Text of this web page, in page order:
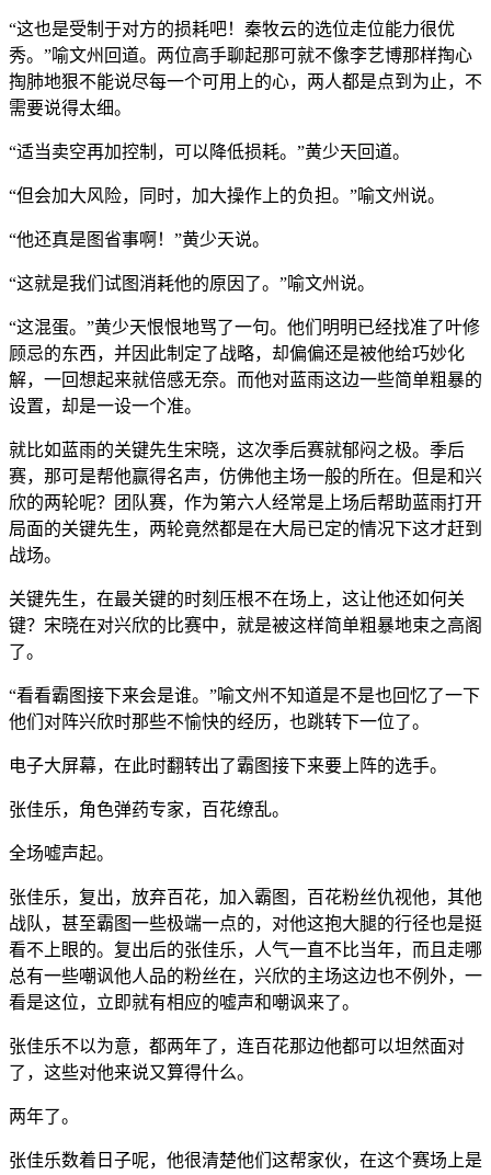
“这也是受制于对方的损耗吧！秦牧云的选位走位能力很优
秀。”喻文州回道。两位高手聊起那可就不像李艺博那样掏心
掏肺地狠不能说尽每一个可用上的心，两人都是点到为止，不
需要说得太细。
“适当卖空再加控制，可以降低损耗。”黄少天回道。
“但会加大风险，同时，加大操作上的负担。”喻文州说。
“他还真是图省事啊！”黄少天说。
“这就是我们试图消耗他的原因了。”喻文州说。
“这混蛋。”黄少天恨恨地骂了一句。他们明明已经找准了叶修
顾忌的东西，并因此制定了战略，却偏偏还是被他给巧妙化
解，一回想起来就倍感无奈。而他对蓝雨这边一些简单粗暴的
设置，却是一设一个准。
就比如蓝雨的关键先生宋晓，这次季后赛就郁闷之极。季后
赛，那可是帮他赢得名声，仿佛他主场一般的所在。但是和兴
欣的两轮呢？团队赛，作为第六人经常是上场后帮助蓝雨打开
局面的关键先生，两轮竟然都是在大局已定的情况下这才赶到
战场。
关键先生，在最关键的时刻压根不在场上，这让他还如何关
键？宋晓在对兴欣的比赛中，就是被这样简单粗暴地束之高阁
了。
“看看霸图接下来会是谁。”喻文州不知道是不是也回忆了一下
他们对阵兴欣时那些不愉快的经历，也跳转下一位了。
电子大屏幕，在此时翻转出了霸图接下来要上阵的选手。
张佳乐，角色弹药专家，百花缭乱。
全场嘘声起。
张佳乐，复出，放弃百花，加入霸图，百花粉丝仇视他，其他
战队，甚至霸图一些极端一点的，对他这抱大腿的行径也是挺
看不上眼的。复出后的张佳乐，人气一直不比当年，而且走哪
总有一些嘲讽他人品的粉丝在，兴欣的主场这边也不例外，一
看是这位，立即就有相应的嘘声和嘲讽来了。
张佳乐不以为意，都两年了，连百花那边他都可以坦然面对
了，这些对他来说又算得什么。
两年了。
张佳乐数着日子呢，他很清楚他们这帮家伙，在这个赛场上是